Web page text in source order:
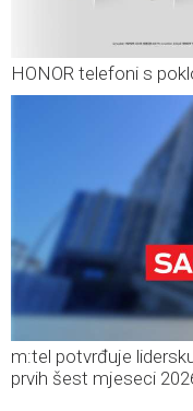
HONOR telefoni s
m:tel potvrđuje
prvih šest mjeseci